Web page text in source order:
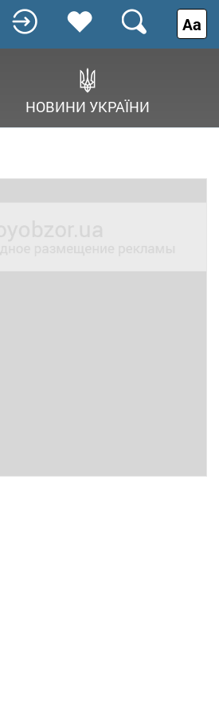
НОВИНИ УКРАЇНИ
Аа